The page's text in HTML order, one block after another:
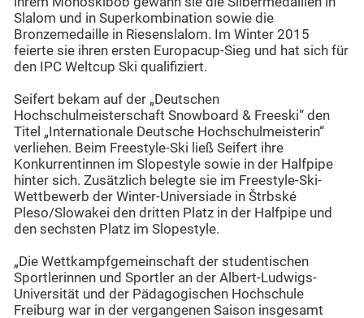
Slalom und in Superkombination sowie die
Bronzemedaille in Riesenslalom. Im Winter 2015
feierte sie ihren ersten Europacup-Sieg und hat sich für
den IPC Weltcup Ski qualifiziert.
Seifert bekam auf der „Deutschen
Hochschulmeisterschaft Snowboard & Freeski“ den
Titel „Internationale Deutsche Hochschulmeisterin“
verliehen. Beim Freestyle-Ski ließ Seifert ihre
Konkurrentinnen im Slopestyle sowie in der Halfpipe
hinter sich. Zusätzlich belegte sie im Freestyle-Ski-
Wettbewerb der Winter-Universiade in Štrbské
Pleso/Slowakei den dritten Platz in der Halfpipe und
den sechsten Platz im Slopestyle.
„Die Wettkampfgemeinschaft der studentischen
Sportlerinnen und Sportler an der Albert-Ludwigs-
Universität und der Pädagogischen Hochschule
Freiburg war in der vergangenen Saison insgesamt